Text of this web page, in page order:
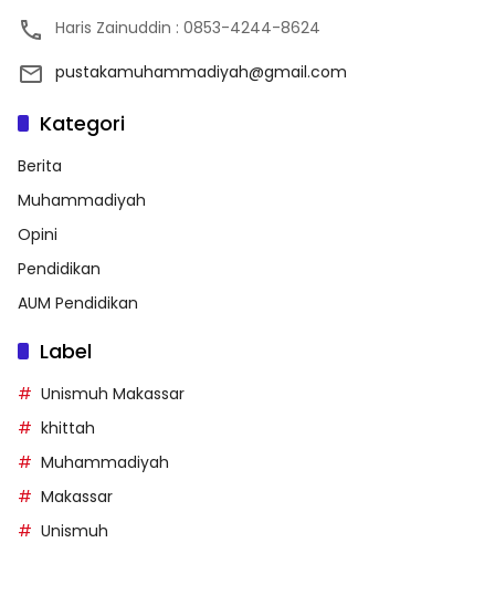
Haris Zainuddin : 0853-4244-8624
pustakamuhammadiyah@gmail.com
Kategori
Berita
Muhammadiyah
Opini
Pendidikan
AUM Pendidikan
Label
Unismuh Makassar
khittah
Muhammadiyah
Makassar
Unismuh